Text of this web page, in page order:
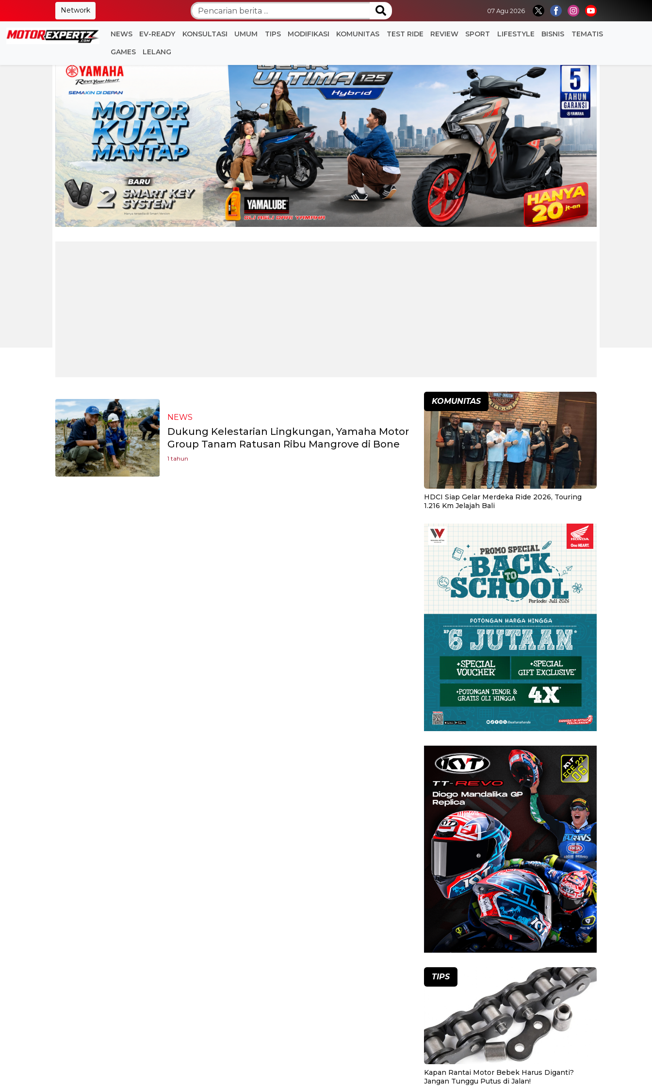
Network 07 Agu 2026
NEWS EV-READY KONSULTASI UMUM TIPS MODIFIKASI KOMUNITAS TEST RIDE REVIEW SPORT LIFESTYLE BISNIS TEMATIS
GAMES LELANG
NEWS
Dukung Kelestarian Lingkungan, Yamaha Motor
Group Tanam Ratusan Ribu Mangrove di Bone
1 tahun
KOMUNITAS
HDCI Siap Gelar Merdeka Ride 2026, Touring
1.216 Km Jelajah Bali
TIPS
Kapan Rantai Motor Bebek Harus Diganti?
Jangan Tunggu Putus di Jalan!